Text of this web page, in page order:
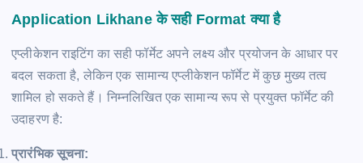
Application Likhane के सही Format क्या है
एप्लीकेशन राइटिंग का सही फॉर्मेट अपने लक्ष्य और प्रयोजन के आधार पर
बदल सकता है, लेकिन एक सामान्य एप्लीकेशन फॉर्मेट में कुछ मुख्य तत्व
शामिल हो सकते हैं। निम्नलिखित एक सामान्य रूप से प्रयुक्त फॉर्मेट की
उदाहरण है:
प्रारंभिक सूचना: